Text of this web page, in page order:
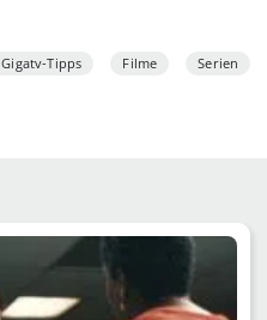
Gigatv-Tipps Filme Serien